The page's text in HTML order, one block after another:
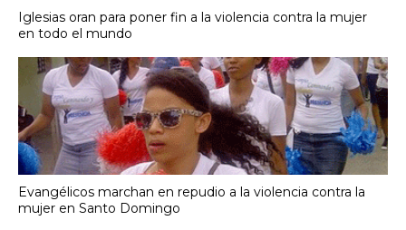
Iglesias oran para poner fin a la violencia contra la mujer
en todo el mundo
Evangélicos marchan en repudio a la violencia contra la
mujer en Santo Domingo